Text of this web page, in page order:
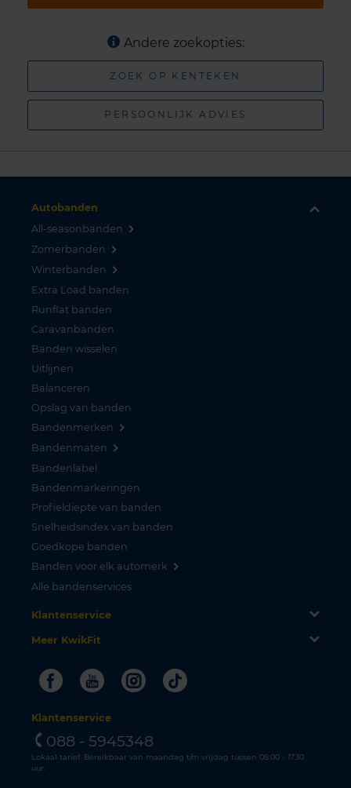
Andere zoekopties:
ZOEK OP KENTEKEN
PERSOONLIJK ADVIES
Autobanden
All-seasonbanden
Zomerbanden
Winterbanden
Extra Load banden
Runflat banden
Caravanbanden
Banden wisselen
Uitlijnen
Balanceren
Opslag van banden
Bandenmerken
Bandenmaten
Bandenlabel
Bandenmarkeringen
Profieldiepte van banden
Snelheidsindex van banden
Goedkope banden
Banden voor elk automerk
Alle bandenservices
Klantenservice
Meer KwikFit
FacebookYoutubeInstagram
Tiktok
Klantenservice
088 - 5945348
Lokaal tarief. Bereikbaar van maandag t/m vrijdag tussen 08.00 - 17.30
uur.